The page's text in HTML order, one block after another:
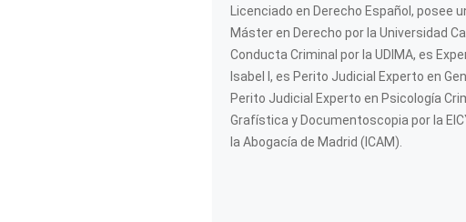
Licenciado en Derecho Español, posee
Máster en Derecho por la Universidad
Conducta Criminal por la UDIMA, es
Isabel I, es Perito Judicial Experto en
Perito Judicial Experto en Psicología
Grafística y Documentoscopia por la
la Abogacía de Madrid (ICAM).